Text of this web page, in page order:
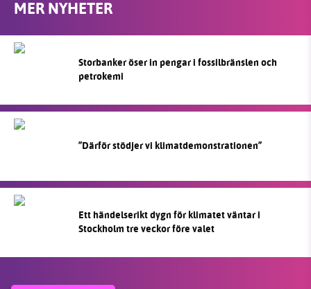
MER NYHETER
Storbanker öser in pengar i fossilbränslen och
petrokemi
”Därför stödjer vi klimatdemonstrationen”
Ett händelserikt dygn för klimatet väntar i
Stockholm tre veckor före valet